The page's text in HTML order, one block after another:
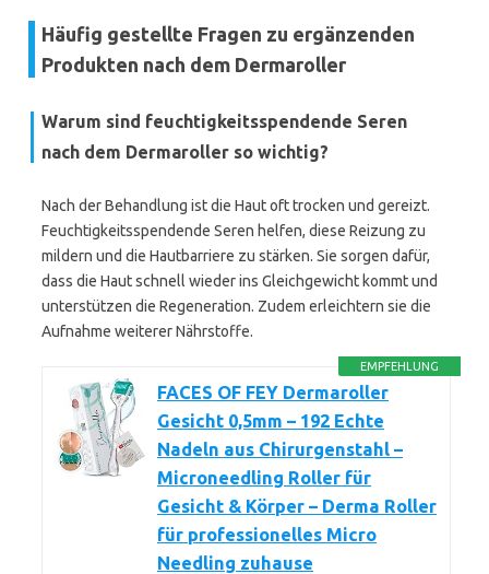
Häufig gestellte Fragen zu ergänzenden
Produkten nach dem Dermaroller
Warum sind feuchtigkeitsspendende Seren
nach dem Dermaroller so wichtig?
Nach der Behandlung ist die Haut oft trocken und gereizt.
Feuchtigkeitsspendende Seren helfen, diese Reizung zu
mildern und die Hautbarriere zu stärken. Sie sorgen dafür,
dass die Haut schnell wieder ins Gleichgewicht kommt und
unterstützen die Regeneration. Zudem erleichtern sie die
Aufnahme weiterer Nährstoffe.
EMPFEHLUNG
FACES OF FEY Dermaroller
Gesicht 0,5mm – 192 Echte
Nadeln aus Chirurgenstahl –
Microneedling Roller für
Gesicht & Körper – Derma Roller
für professionelles Micro
Needling zuhause